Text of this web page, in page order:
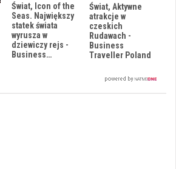
Świat, Icon of the
Seas. Największy
statek świata
wyrusza w
dziewiczy rejs -
Business…
Świat, Aktywne
atrakcje w
czeskich
Rudawach -
Business
Traveller Poland